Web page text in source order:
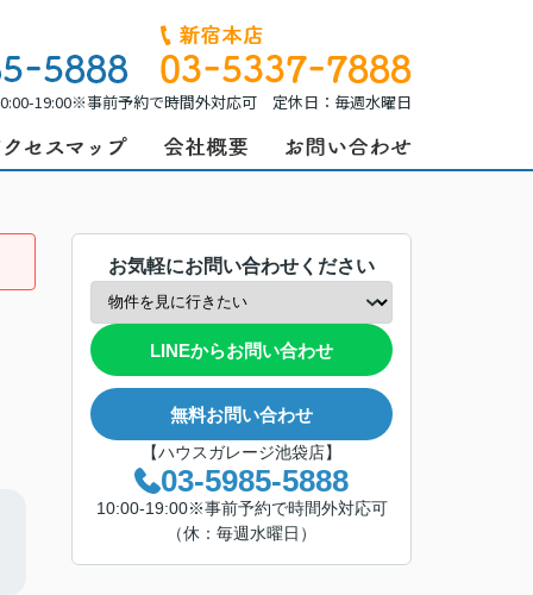
19:00※事前予約で時間外対応可 定休日：毎週水曜日
お気軽にお問い合わせください
LINEからお問い合わせ
無料お問い合わせ
【ハウスガレージ池袋店】
03-5985-5888
10:00-19:00※事前予約で時間外対応可
（休：毎週水曜日）